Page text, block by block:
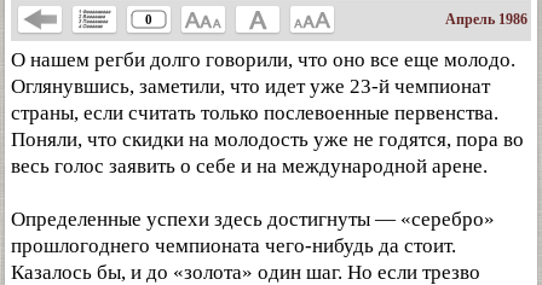
0 Апрель 1986
О нашем регби долго говорили, что оно все еще молодо.
Оглянувшись, заметили, что идет уже 23-й чемпионат
страны, если считать только послевоенные первенства.
Поняли, что скидки на молодость уже не годятся, пора во
весь голос заявить о себе и на международной арене.
Определенные успехи здесь достигнуты — «серебро»
прошлогоднего чемпионата чего-нибудь да стоит.
Казалось бы, и до «золота» один шаг. Но если трезво